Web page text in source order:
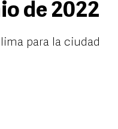
de 2022
para la ciudad